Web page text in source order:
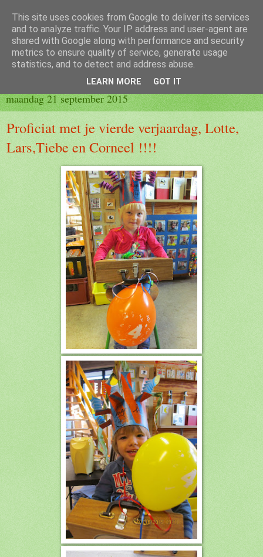
Blog 2de kleuter B
maandag 21 september 2015
Proficiat met je vierde verjaardag, Lotte,
Lars,Tiebe en Corneel !!!!
This site uses cookies from Google to deliver its services
and to analyze traffic. Your IP address and user-agent are
shared with Google along with performance and security
metrics to ensure quality of service, generate usage
statistics, and to detect and address abuse.
LEARN MORE GOT IT